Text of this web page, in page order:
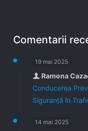
Comentarii
19 mai 2025
Ramona
Conducerea
Siguranță în
14 mai 2025